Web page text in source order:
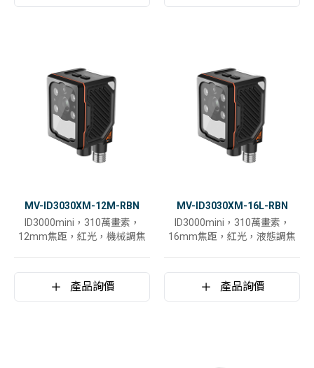
MV-ID3030XM-12M-RBN
ID3000mini，310萬畫素，
12mm焦距，紅光，機械調焦
產品詢價
MV-ID3030XM-16L-RBN
ID3000mini，310萬畫素，
16mm焦距，紅光，液態調焦
產品詢價